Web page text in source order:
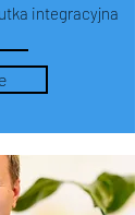
integracyjna